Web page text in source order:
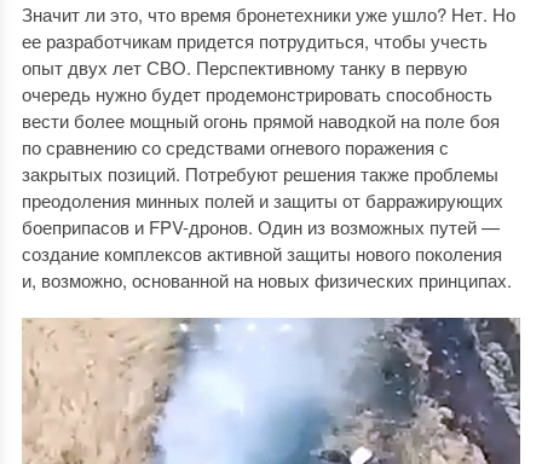
Значит ли это, что время бронетехники уже ушло? Нет. Но
ее разработчикам придется потрудиться, чтобы учесть
опыт двух лет СВО. Перспективному танку в первую
очередь нужно будет продемонстрировать способность
вести более мощный огонь прямой наводкой на поле боя
по сравнению со средствами огневого поражения с
закрытых позиций. Потребуют решения также проблемы
преодоления минных полей и защиты от барражирующих
боеприпасов и FPV-дронов. Один из возможных путей —
создание комплексов активной защиты нового поколения
и, возможно, основанной на новых физических принципах.